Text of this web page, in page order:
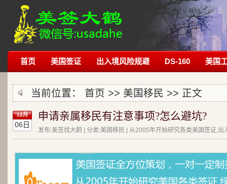
首页 美国签证 出入境风险规避 DS-160 美国
当前位置： 首页 >> 美国移民 >> 正文
12月
06日
申请亲属移民有注意事项?怎么避坑?
发布:美签找大鹤 | 分类:美国移民 | 从2005年开始研究各类美国签证,出